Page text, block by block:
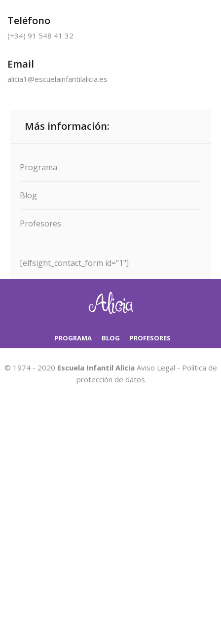
Teléfono
(+34) 91 548 41 32
Email
alicia1@escuelainfantilalicia.es
Más información:
Programa
Blog
Profesores
[elfsight_contact_form id="1"]
PROGRAMA BLOG PROFESORES
© 1974 - 2020 Escuela Infantil Alicia Aviso Legal - Política de
protección de datos